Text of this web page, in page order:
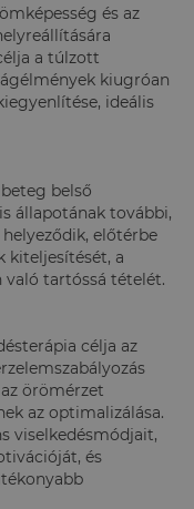
és az
a túlzott
kiugróan
ideális
belső
állapotának további,
előtérbe
kiteljesítését, a
tartóssá tételét.
célja az
örömérzet
az optimalizálása.
viselkedésmódjait,
és